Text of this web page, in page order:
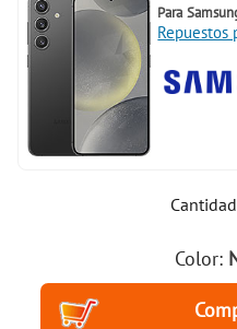
Para
Repuestos
Color: